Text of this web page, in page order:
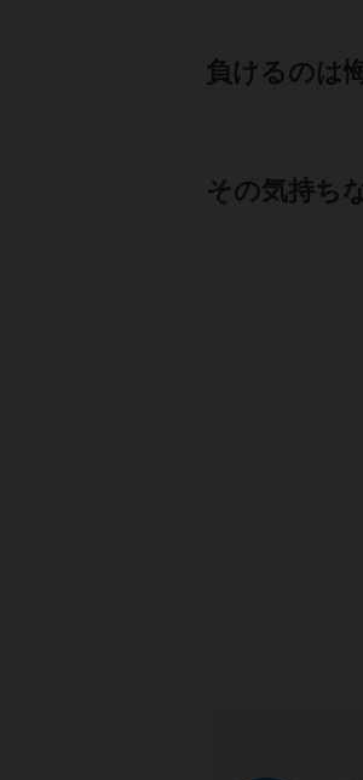
負けるのは
その気持ち